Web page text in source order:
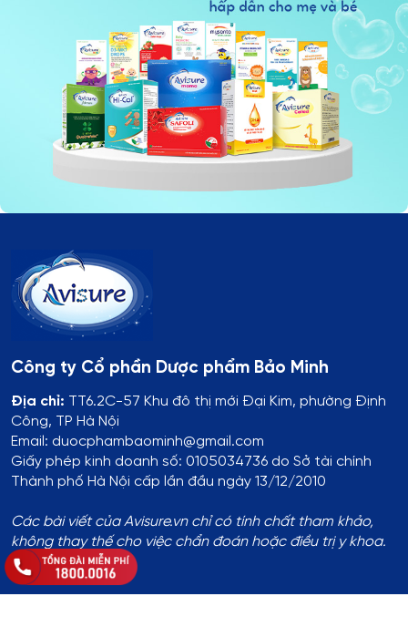
Công ty Cổ phần Dược phẩm Bảo Minh
Địa chỉ: TT6.2C-57 Khu đô thị mới Đại Kim, phường Định
Công, TP Hà Nội
Email: duocphambaominh@gmail.com
Giấy phép kinh doanh số: 0105034736 do Sở tài chính
Thành phố Hà Nội cấp lần đầu ngày 13/12/2010
Các bài viết của Avisure.vn chỉ có tính chất tham khảo,
không thay thế cho việc chẩn đoán hoặc điều trị y khoa.